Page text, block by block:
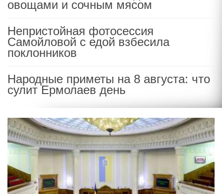
овощами и сочным мясом
Непристойная фотосессия
Самойловой с едой взбесила
поклонников
Народные приметы на 8 августа: что
сулит Ермолаев день